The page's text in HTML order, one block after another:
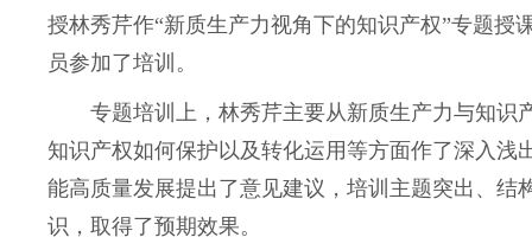
授林秀芹作“新质生产力视角下的知识产权”专题
员参加了培训。
专题培训上，林秀芹主要从新质生产力与知识
知识产权如何保护以及转化运用等方面作了深入
能高质量发展提出了意见建议，培训主题突出、
识，取得了预期效果。